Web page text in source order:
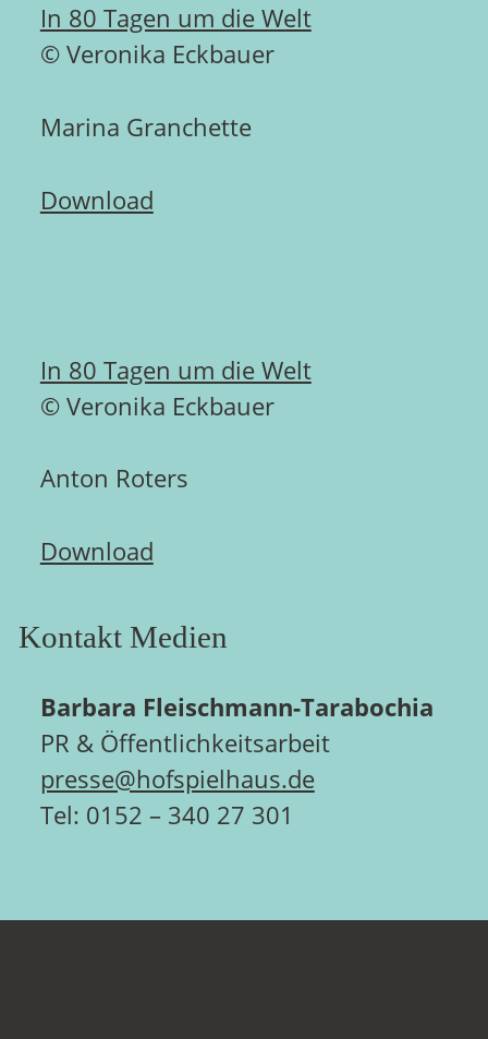
In 80 Tagen um die Welt
© Veronika Eckbauer
Marina Granchette
Download
In 80 Tagen um die Welt
© Veronika Eckbauer
Anton Roters
Download
Kontakt Medien
Barbara Fleischmann-Tarabochia
PR & Öffentlichkeitsarbeit
presse@hofspielhaus.de
Tel: 0152 – 340 27 301